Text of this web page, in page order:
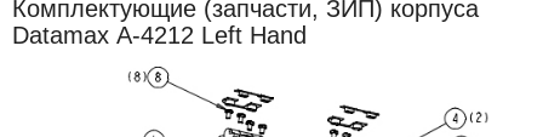
Комплектующие (запчасти, ЗИП) корпуса
Datamax A-4212 Left Hand